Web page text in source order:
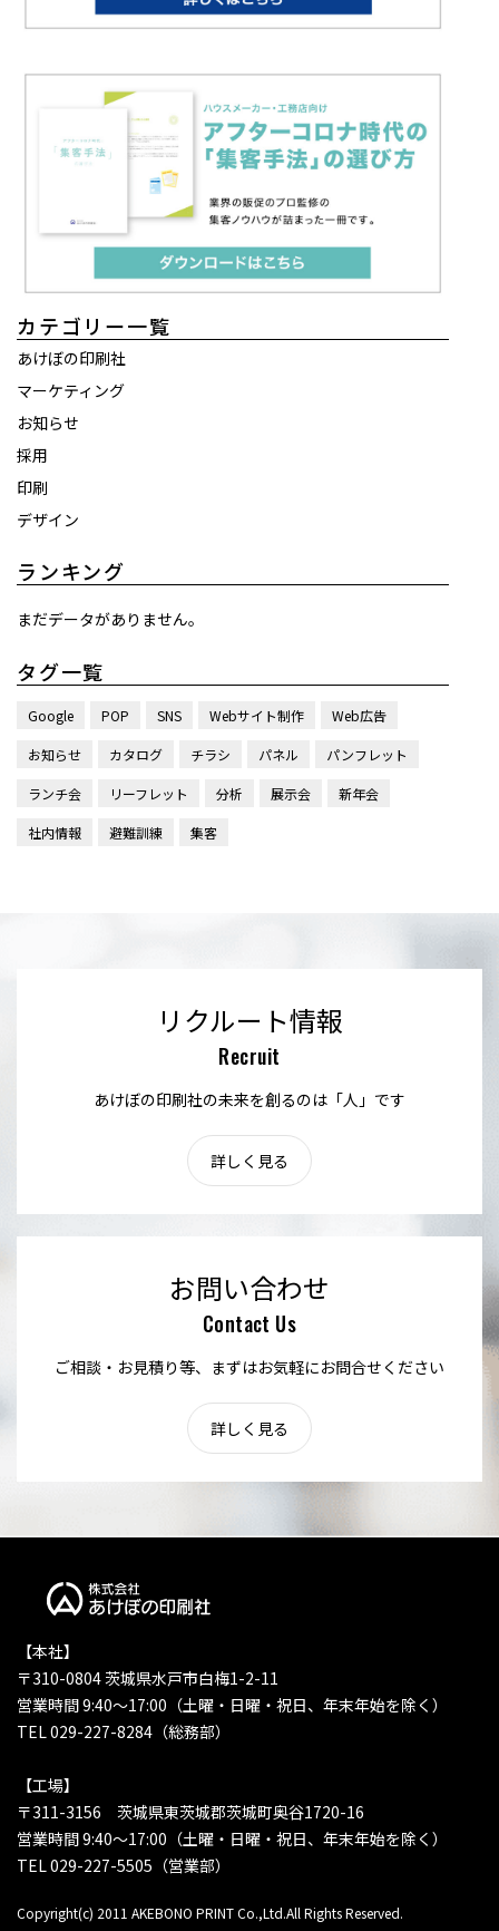
カテゴリー一覧
あけぼの印刷社
マーケティング
お知らせ
採用
印刷
デザイン
ランキング
まだデータがありません。
タグ一覧
Google POP SNS Webサイト制作 Web広告
お知らせ カタログ チラシ パネル パンフレット
ランチ会 リーフレット 分析 展示会 新年会
社内情報 避難訓練 集客
リクルート情報
Recruit
あけぼの印刷社の未来を創るのは「人」です
詳しく見る
お問い合わせ
Contact Us
ご相談・お見積り等、まずはお気軽にお問合せください
詳しく見る
【本社】
〒310-0804 茨城県水戸市白梅1-2-11
営業時間 9:40〜17:00（土曜・日曜・祝日、年末年始を除く）
TEL 029-227-8284（総務部）
【工場】
〒311-3156 茨城県東茨城郡茨城町奥谷1720-16
営業時間 9:40〜17:00（土曜・日曜・祝日、年末年始を除く）
TEL 029-227-5505（営業部）
Copyright(c) 2011 AKEBONO PRINT Co.,Ltd.All Rights Reserved.